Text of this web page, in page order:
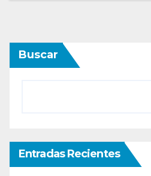
Buscar
Entradas Recientes